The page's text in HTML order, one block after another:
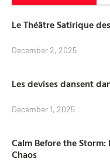
Le Théâtre Satirique
December 2, 2025
Les devises dansent
December 1, 2025
Calm Before the
Chaos